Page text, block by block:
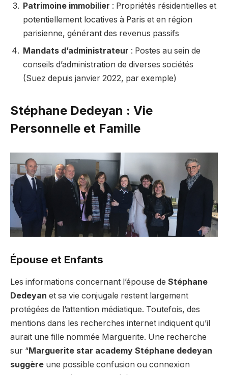
Patrimoine immobilier : Propriétés résidentielles et
potentiellement locatives à Paris et en région
parisienne, générant des revenus passifs
Mandats d’administrateur : Postes au sein de
conseils d’administration de diverses sociétés
(Suez depuis janvier 2022, par exemple)
Stéphane Dedeyan : Vie
Personnelle et Famille
Épouse et Enfants
Les informations concernant l’épouse de Stéphane
Dedeyan et sa vie conjugale restent largement
protégées de l’attention médiatique. Toutefois, des
mentions dans les recherches internet indiquent qu’il
aurait une fille nommée Marguerite. Une recherche
sur “Marguerite star academy Stéphane dedeyan
suggère une possible confusion ou connexion